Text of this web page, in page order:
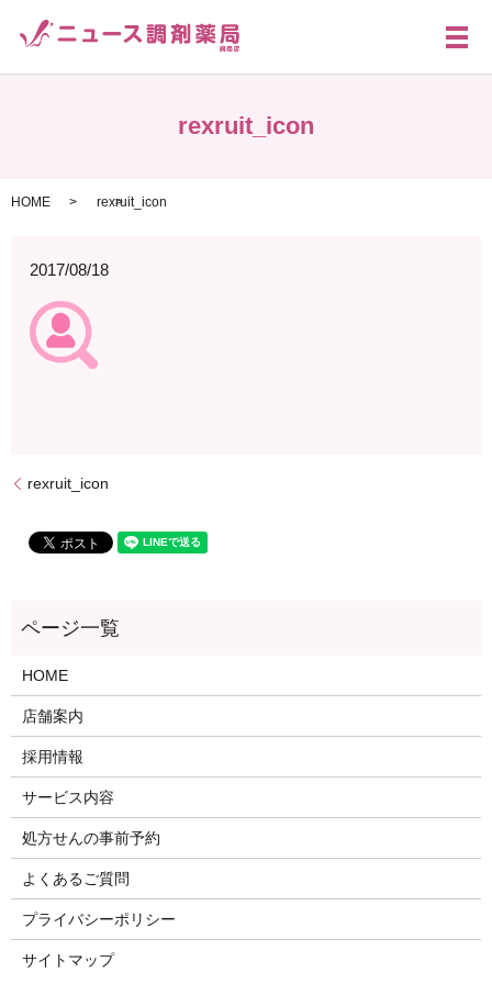
メ
rexruit_icon
HOME rexruit_icon
2017/08/18
rexruit_icon
HOME
店舗案内
採用情報
サービス内容
処方せんの事前予約
よくあるご質問
プライバシーポリシー
サイトマップ